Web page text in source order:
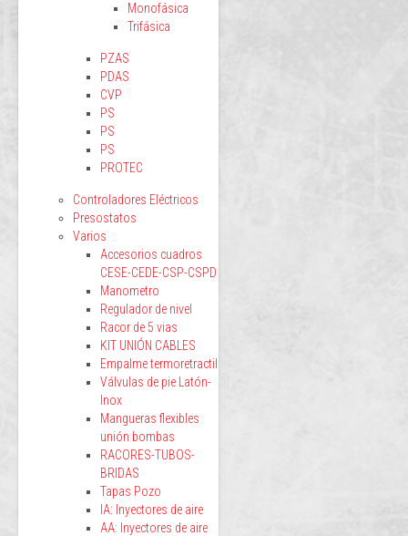
Monofásica
Trifásica
PZAS
PDAS
CVP
PS
PS
PS
PROTEC
Controladores Eléctricos
Presostatos
Varios
Accesorios cuadros
CESE-CEDE-CSP-CSPD
Manometro
Regulador de nivel
Racor de 5 vias
KIT UNIÓN CABLES
Empalme termoretractil
Válvulas de pie Latón-
Inox
Mangueras flexibles
unión bombas
RACORES-TUBOS-
BRIDAS
Tapas Pozo
IA: Inyectores de aire
AA: Inyectores de aire